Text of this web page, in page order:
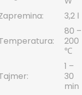
3,2 l
80 –
200
℃
1 –
30
min